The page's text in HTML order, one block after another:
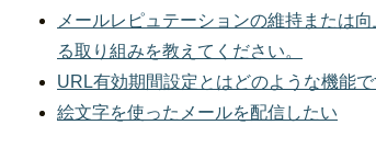
メールレピュテーションの維持または
る取り組みを教えてください。
URL有効期間設定とはどのような機能
絵文字を使ったメールを配信したい